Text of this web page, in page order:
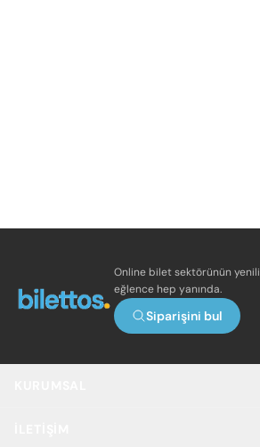
Online bilet sektörünün
eğlence hep yanında.
Siparişini bul